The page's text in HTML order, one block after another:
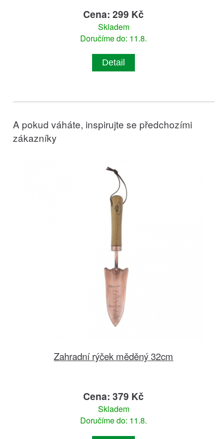
Cena: 299 Kč
Skladem
Doručíme do: 11.8.
Detail
A pokud váháte, inspirujte se předchozími
zákazníky
Zahradní rýček měděný 32cm
Cena: 379 Kč
Skladem
Doručíme do: 11.8.